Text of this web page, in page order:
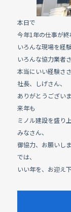
本日で
今年1年の仕事が終
いろんな現場を経
いろんな協力業者
本当にいい経験さ
社長、しげさん、
ありがとうござい
来年も
ミノル建設を盛り
みなさん、
御協力、お願いし
では、
いい年を、お迎え